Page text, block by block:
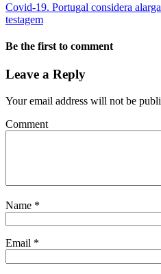
Covid-19. Portugal considera
testagem
Be the first to comment
Leave a Reply
Your email address will not be
Comment
Name *
Email *